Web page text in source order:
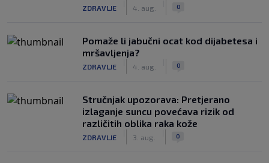
ZDRAVLJE 4. aug. 0
Pomaže li jabučni ocat kod dijabetesa i
mršavljenja?
ZDRAVLJE 4. aug. 0
Stručnjak upozorava: Pretjerano
izlaganje suncu povećava rizik od
različitih oblika raka kože
ZDRAVLJE 3. aug. 0